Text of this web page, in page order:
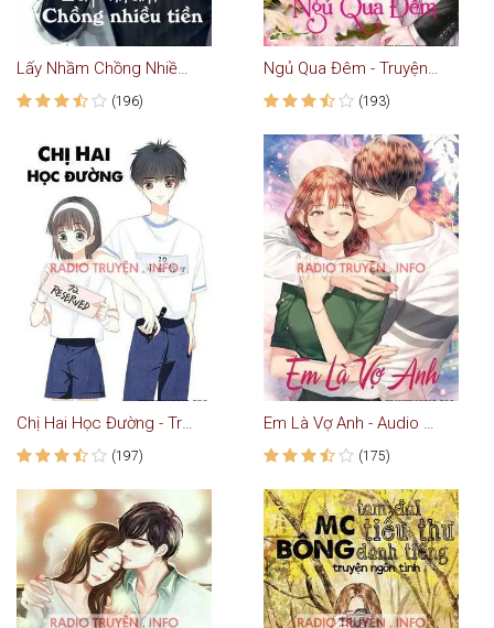
Lấy Nhầm Chồng Nhiều Tiền
(196)
Ngủ Qua Đêm - Truyện Ngôn Tình
(193)
Chị Hai Học Đường - Truyện Ngôn Tình
(197)
Em Là Vợ Anh - Audio Ngôn Tình
(175)